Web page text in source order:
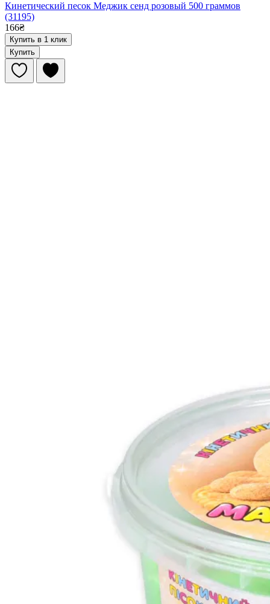
Кинетический песок Меджик сенд розовый 500 граммов
(31195)
166₴
Купить в 1 клик
Купить